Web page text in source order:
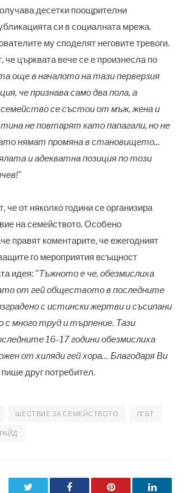
десетки поощрителни
си в социалната мрежа.
му споделят неговите тревоги.
че църквата вече се е произнесла по
още в началото на тази перверзия
че признава само два пола, а
се състои от мъж, жена и
не повтарят като папагали, но не
нямат промяна в становището...
и адекватна позиция по този
"
че от няколко години се организира
на семейството. Особено
правят коментарите, че ежегодният
го мероприятия всъщност
идея: "Тъжното е че, обезмислиха
от гей обществото в последните
с истински жертви и съсипани
с много труд и търпение. Тази
16-17 години обезмислиха
от хиляди гей хора… Благодаря Ви
друг потребител.
ШЕСТВИЕ ЗА СЕМЕЙСТВОТО ЛГБТ
Facebook Pinterest